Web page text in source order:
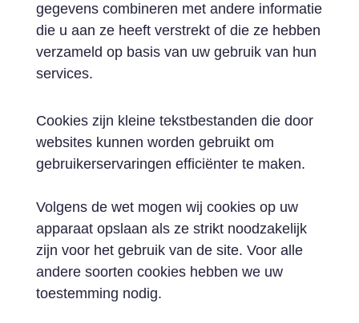
gegevens combineren met andere informatie
die u aan ze heeft verstrekt of die ze hebben
verzameld op basis van uw gebruik van hun
services.
Cookies zijn kleine tekstbestanden die door
websites kunnen worden gebruikt om
gebruikerservaringen efficiënter te maken.
Volgens de wet mogen wij cookies op uw
apparaat opslaan als ze strikt noodzakelijk
zijn voor het gebruik van de site. Voor alle
andere soorten cookies hebben we uw
toestemming nodig.